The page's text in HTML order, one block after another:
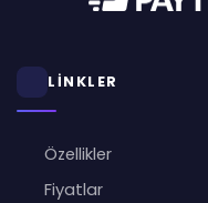
LİNKLER
Özellikler
Fiyatlar